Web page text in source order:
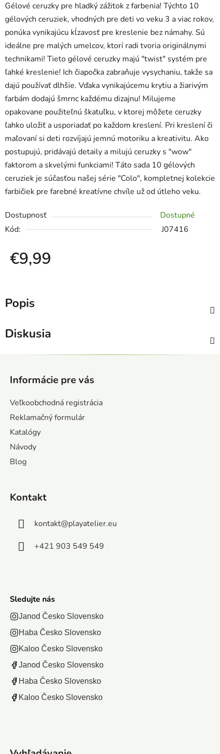
Gélové ceruzky pre hladký zážitok z farbenia! Týchto 10
gélových ceruziek, vhodných pre deti vo veku 3 a viac rokov,
ponúka vynikajúcu kĺzavosť pre kreslenie bez námahy. Sú
ideálne pre malých umelcov, ktorí radi tvoria originálnymi
technikami! Tieto gélové ceruzky majú "twist" systém pre
ľahké kreslenie! Ich čiapočka zabraňuje vysychaniu, takže sa
dajú používať dlhšie. Vďaka vynikajúcemu krytiu a žiarivým
farbám dodajú šmrnc každému dizajnu! Milujeme
opakovane použiteľnú škatuľku, v ktorej môžete ceruzky
ľahko uložiť a usporiadať po každom kreslení. Pri kreslení či
maľovaní si deti rozvíjajú jemnú motoriku a kreativitu. Ako
postupujú, pridávajú detaily a milujú ceruzky s "wow"
faktorom a skvelými funkciami! Táto sada 10 gélových
ceruziek je súčasťou našej série "Colo", kompletnej kolekcie
farbičiek pre farebné kreatívne chvíle už od útleho veku.
Dostupnosť
Dostupné
Kód:
J07416
€9,99
Popis
Diskusia
Informácie pre vás
Veľkoobchodná registrácia
Reklamačný formulár
Katalógy
Návody
Blog
Kontakt
kontakt@playatelier.eu
+421 903 549 549
Sledujte nás
Janod Česko Slovensko
Haba Česko Slovensko
Kaloo Česko Slovensko
Janod Česko Slovensko
Haba Česko Slovensko
Kaloo Česko Slovensko